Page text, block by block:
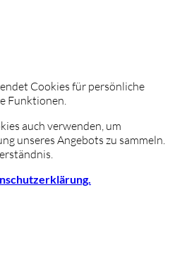
Cookies für persönliche
Funktionen.
auch verwenden, um
unseres Angebots zu sammeln.